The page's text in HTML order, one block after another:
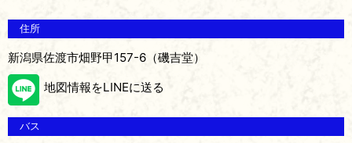
住所
新潟県佐渡市畑野甲157-6（磯吉堂）
地図情報をLINEに送る
バス